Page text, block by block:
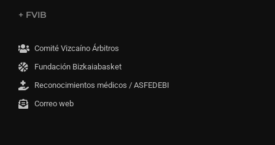
+ FVIB
Comité Vizcaíno Árbitros
Fundación Bizkaiabasket
Reconocimientos médicos / ASFEDEBI
Correo web